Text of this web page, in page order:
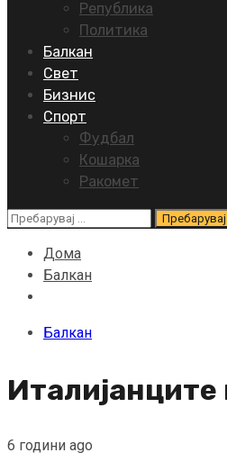
Република
Политика
Балкан
Свет
Бизнис
Спорт
Фудбал
Кошарка
Ракомет
Пребарувај
Дома
Балкан
Балкан
Италијанците
6 години ago